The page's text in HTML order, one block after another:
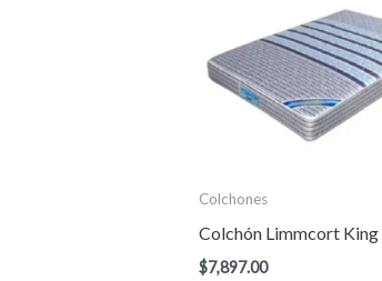
Colchones
Colchón Limmcort King
$7,897.00